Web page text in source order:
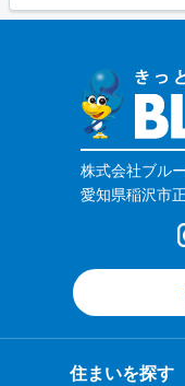
株式会社ブル
愛知県稲沢市
住まいを探す